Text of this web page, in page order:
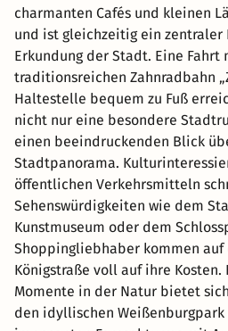
charmanten Cafés und kleinen
und ist gleichzeitig ein zentraler
Erkundung der Stadt. Eine Fahrt
traditionsreichen Zahnradbahn
Haltestelle bequem zu Fuß
nicht nur eine besondere
einen beeindruckenden Blick
Stadtpanorama.
öffentlichen Verkehrsmitteln
Sehenswürdigkeiten wie dem
Kunstmuseum oder dem
Shoppingliebhaber kommen auf
Königstraße voll auf ihre Kosten.
Momente in der Natur bietet
den idyllischen Weißenburgpark